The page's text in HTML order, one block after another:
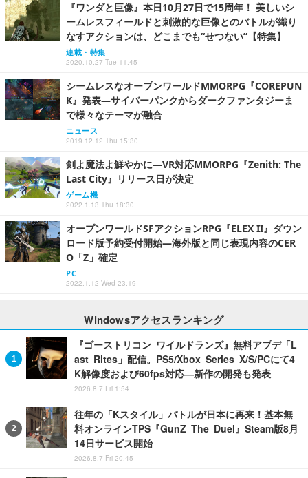
『ワンダと巨像』本日10月27日で15周年！ 美しいシ
ームレスフィールドと刺激的な巨像とのバトルが織り
なすアクションは、どこまでも“せつない”【特集】
連載・特集
2020.10.27 Tue 11:45
シームレスなオープンワールドMMORPG『COREPUN
K』発表―サイバーパンクからダークファンタジーま
で様々なテーマが融合
ニュース
2019.12.12 Thu 15:30
剣よ魔法よ鮮やかに―VR対応MMORPG『Zenith: The
Last City』リリース日が決定
ゲーム機
2022.1.13 Thu 18:30
オープンワールドSFアクションRPG『ELEX II』ダウン
ロード版予約受付開始―海外版と同じ表現内容のCER
O「Z」確定
PC
2022.1.12 Wed 23:19
Windowsアクセスランキング
『ゴーストリコン ワイルドランズ』無料アプデ「L
ast Rites」配信。PS5/Xbox Series X/S/PCにて4
K解像度および60fps対応―新作の開発も発表
2026.8.7 Fri 1:54
往年の「Kスタイル」バトルが日本に再来！基本無
料オンラインTPS『GunZ The Duel』Steam版8月
14日サービス開始
2026.8.7 Fri 20:45